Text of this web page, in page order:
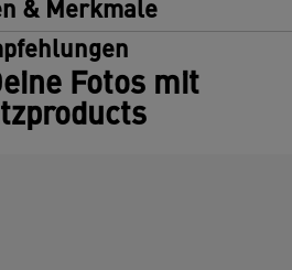
& Merkmale
Fotos mit